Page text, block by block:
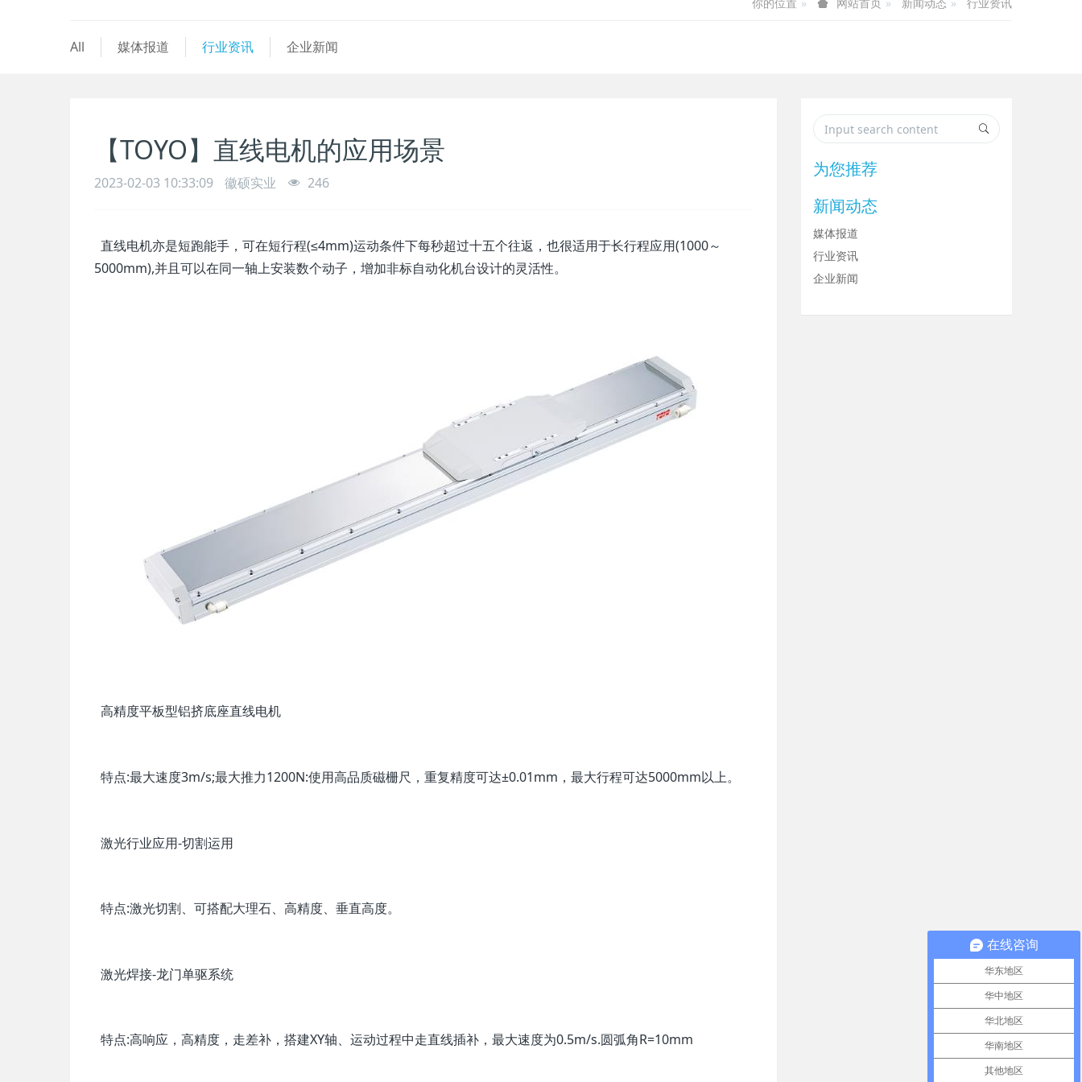
网站首页
All 媒体报道 行业资讯 企业新闻
【TOYO】直线电机的应用场景
2023-02-03 10:33:09 徽硕实业 246
直线电机亦是短跑能手，可在短行程(≤4mm)运动条件下每秒超过十五个往返，也很适用于长行程应用(1000～
5000mm),并且可以在同一轴上安装数个动子，增加非标自动化机台设计的灵活性。
高精度平板型铝挤底座直线电机
特点:最大速度3m/s;最大推力1200N:使用高品质磁栅尺，重复精度可达±0.01mm，最大行程可达5000mm以上。
激光行业应用-切割运用
特点:激光切割、可搭配大理石、高精度、垂直高度。
激光焊接-龙门单驱系统
特点:高响应，高精度，走差补，搭建XY轴、运动过程中走直线插补，最大速度为0.5m/s.圆弧角R=10mm
为您推荐
新闻动态
媒体报道
行业资讯
企业新闻
在线咨询
华东地区
华中地区
华北地区
华南地区
其他地区